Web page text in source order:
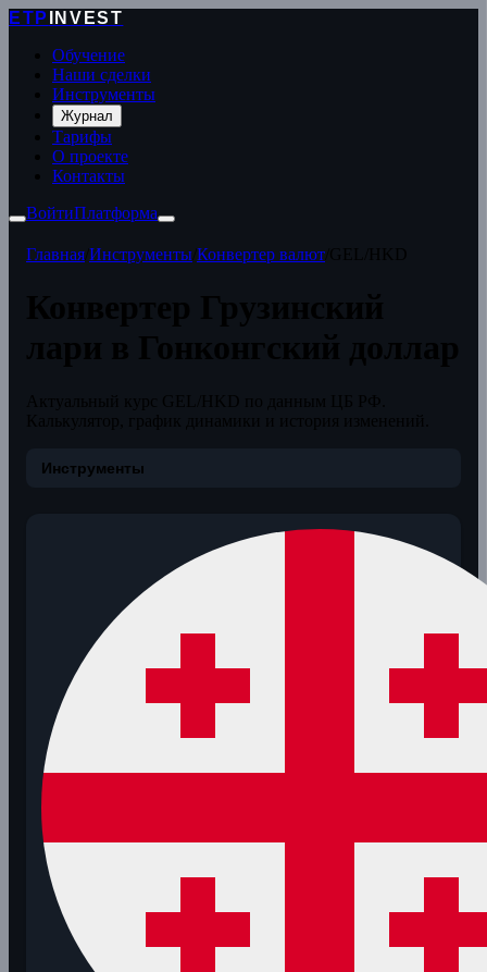
ETP
INVEST
Обучение
Наши сделки
Инструменты
Журнал
Тарифы
О проекте
Контакты
ВойтиПлатформа
Главная Инструменты Конвертер валют
Инструменты